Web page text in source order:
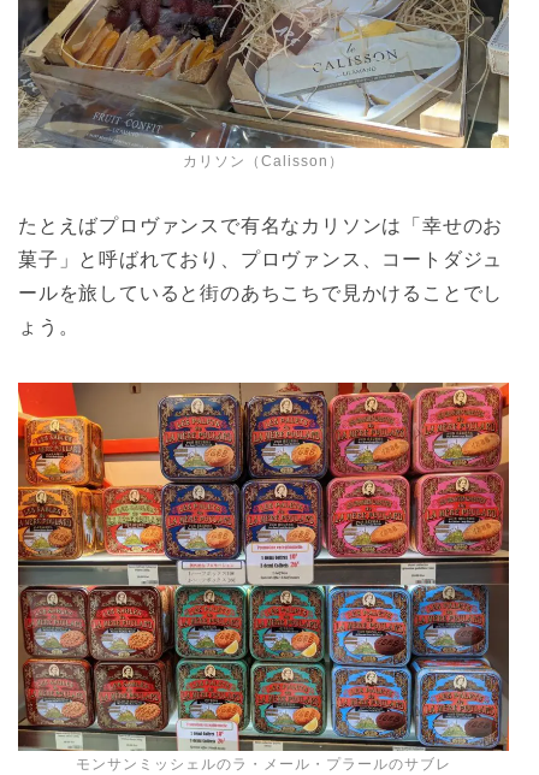
カリソン（Calisson）
たとえばプロヴァンスで有名なカリソンは「幸せのお
菓子」と呼ばれており、プロヴァンス、コートダジュ
ールを旅していると街のあちこちで見かけることでし
ょう。
モンサンミッシェルのラ・メール・プラールのサブレ